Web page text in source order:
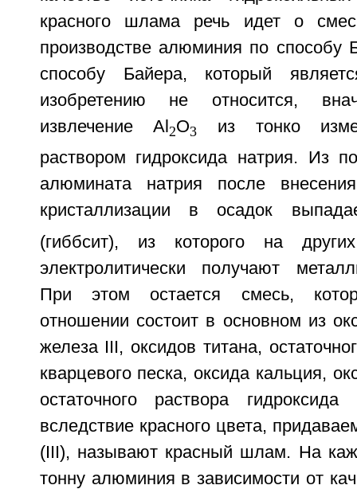
красного шлама речь идет о
производстве алюминия по способу
способу Байера, который
изобретению не относится,
извлечение Al 2O3
из тонко
раствором гидроксида натрия. Из
алюмината натрия после
кристаллизации в осадок
(гиббсит), из которого на
электролитически получают
При этом остается смесь,
отношении состоит в основном из
железа III, оксидов титана,
кварцевого песка, оксида кальция,
остаточного раствора
вследствие красного цвета,
(III), называют красный шлам. На
тонну алюминия в зависимости от